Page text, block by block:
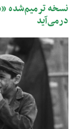
نسخه ترمیم‌شده
درمی‌آید